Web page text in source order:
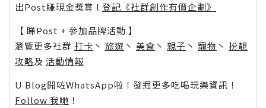
出Post賺現金獎賞 l 登記《社群創作有價企劃》
【 睇Post + 參加品牌活動 】
瀏覽更多社群 打卡 丶 旅遊 丶 美食 丶 親子 丶 寵物 丶 扮靚
攻略及 活動情報
U Blog開咗WhatsApp啦！發掘更多吃喝玩樂資訊！
Follow 我哋 ！